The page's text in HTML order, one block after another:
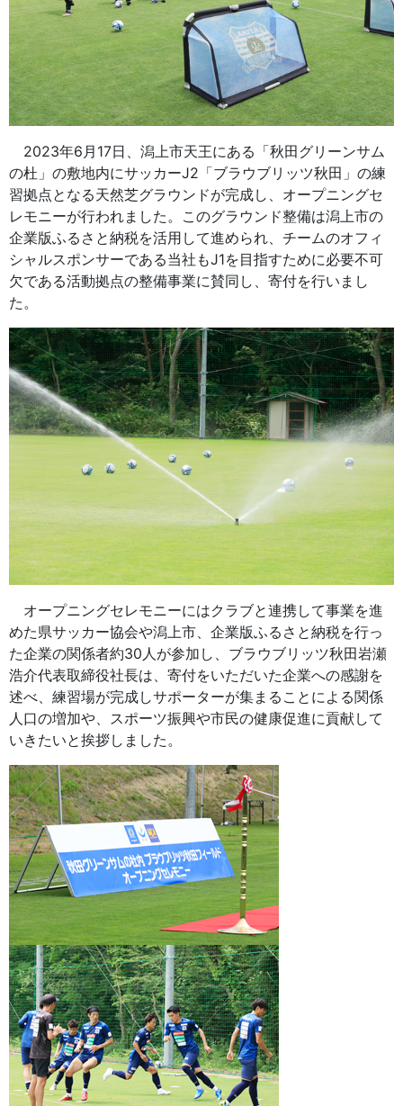
2023年6月17日、潟上市天王にある「秋田グリーンサム
の杜」の敷地内にサッカーJ2「ブラウブリッツ秋田」の練
習拠点となる天然芝グラウンドが完成し、オープニングセ
レモニーが行われました。このグラウンド整備は潟上市の
企業版ふるさと納税を活用して進められ、チームのオフィ
シャルスポンサーである当社もJ1を目指すために必要不可
欠である活動拠点の整備事業に賛同し、寄付を行いまし
た。
オープニングセレモニーにはクラブと連携して事業を進
めた県サッカー協会や潟上市、企業版ふるさと納税を行っ
た企業の関係者約30人が参加し、ブラウブリッツ秋田岩瀬
浩介代表取締役社長は、寄付をいただいた企業への感謝を
述べ、練習場が完成しサポーターが集まることによる関係
人口の増加や、スポーツ振興や市民の健康促進に貢献して
いきたいと挨拶しました。